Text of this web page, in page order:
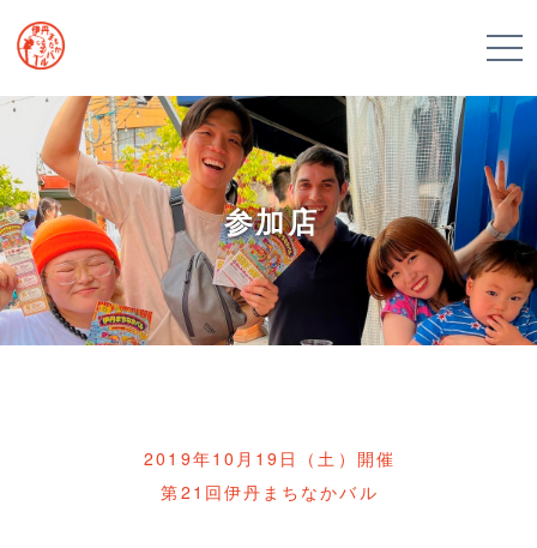
参加店
2019年10月19日（土）開催
第21回伊丹まちなかバル